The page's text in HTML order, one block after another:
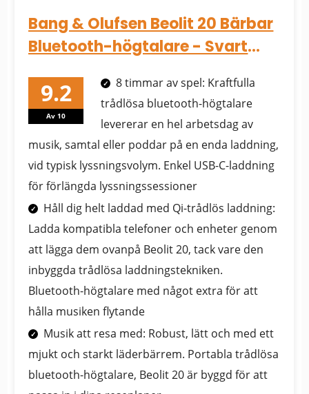
Bang & Olufsen Beolit 20 Bärbar
Bluetooth-högtalare - Svart
Av 10
8 timmar av spel: Kraftfulla
trådlösa bluetooth-högtalare
levererar en hel arbetsdag av
musik, samtal eller poddar på en enda laddning,
vid typisk lyssningsvolym. Enkel USB-C-laddning
för förlängda lyssningssessioner
Håll dig helt laddad med Qi-trådlös laddning:
Ladda kompatibla telefoner och enheter genom
att lägga dem ovanpå Beolit 20, tack vare den
inbyggda trådlösa laddningstekniken.
Bluetooth-högtalare med något extra för att
hålla musiken flytande
Musik att resa med: Robust, lätt och med ett
mjukt och starkt läderbärrem. Portabla trådlösa
bluetooth-högtalare, Beolit 20 är byggd för att